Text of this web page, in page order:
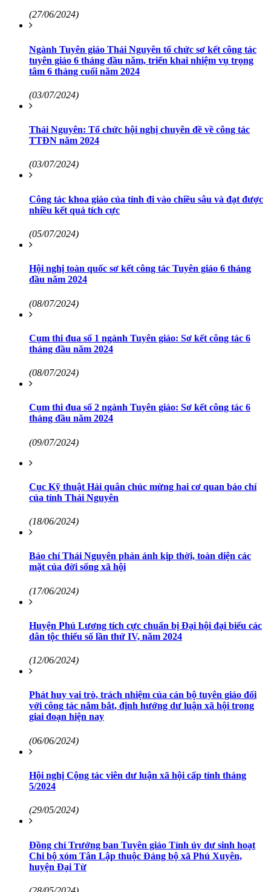
(27/06/2024)
Ngành Tuyên giáo Thái Nguyên tổ chức sơ kết công tác
tuyên giáo 6 tháng đầu năm, triển khai nhiệm vụ trọng
tâm 6 tháng cuối năm 2024
(03/07/2024)
Thái Nguyên: Tổ chức hội nghị chuyên đề về công tác
TTĐN năm 2024
(03/07/2024)
Công tác khoa giáo của tỉnh đi vào chiều sâu và đạt được
nhiều kết quả tích cực
(05/07/2024)
Hội nghị toàn quốc sơ kết công tác Tuyên giáo 6 tháng
đầu năm 2024
(08/07/2024)
Cụm thi đua số 1 ngành Tuyên giáo: Sơ kết công tác 6
tháng đầu năm 2024
(08/07/2024)
Cụm thi đua số 2 ngành Tuyên giáo: Sơ kết công tác 6
tháng đầu năm 2024
(09/07/2024)
Cục Kỹ thuật Hải quân chúc mừng hai cơ quan báo chí
của tỉnh Thái Nguyên
(18/06/2024)
Báo chí Thái Nguyên phản ánh kịp thời, toàn diện các
mặt của đời sống xã hội
(17/06/2024)
Huyện Phú Lương tích cực chuẩn bị Đại hội đại biểu các
dân tộc thiểu số lần thứ IV, năm 2024
(12/06/2024)
Phát huy vai trò, trách nhiệm của cán bộ tuyên giáo đối
với công tác nắm bắt, định hướng dư luận xã hội trong
giai đoạn hiện nay
(06/06/2024)
Hội nghị Cộng tác viên dư luận xã hội cấp tỉnh tháng
5/2024
(29/05/2024)
Đồng chí Trưởng ban Tuyên giáo Tỉnh ủy dự sinh hoạt
Chi bộ xóm Tân Lập thuộc Đảng bộ xã Phú Xuyên,
huyện Đại Từ